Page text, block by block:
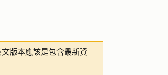
版本應該是包含最新資